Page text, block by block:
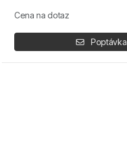
Cena na dotaz
Poptávka